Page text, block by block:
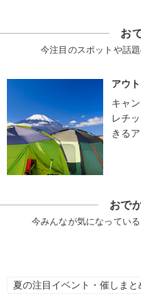
お
今注目のスポットや話
アウ
キャ
レチ
きる
おで
今みんなが気になってい
夏の注目イベント・催しまと